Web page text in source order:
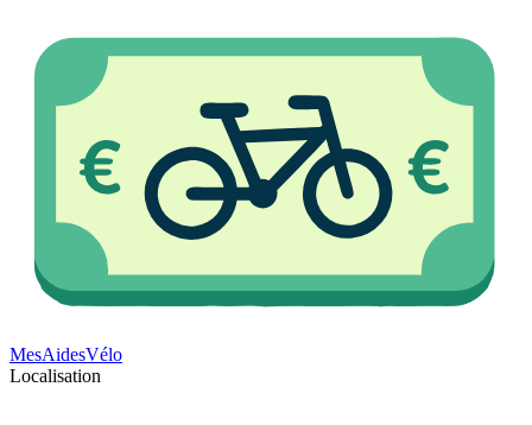
MesAidesVélo
Localisation